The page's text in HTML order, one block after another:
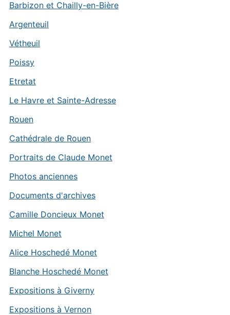
Barbizon et Chailly-en-Bière
Argenteuil
Vétheuil
Poissy
Etretat
Le Havre et Sainte-Adresse
Rouen
Cathédrale de Rouen
Portraits de Claude Monet
Photos anciennes
Documents d'archives
Camille Doncieux Monet
Michel Monet
Alice Hoschedé Monet
Blanche Hoschedé Monet
Expositions à Giverny
Expositions à Vernon